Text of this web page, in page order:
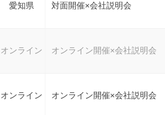
愛知県 対面開催×会社説明会
オンライン オンライン開催×会社説明会
オンライン オンライン開催×会社説明会